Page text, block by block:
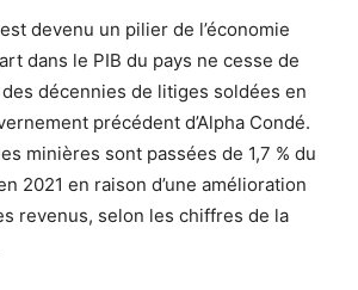
devenu un pilier de l’économie
dans le PIB du pays ne cesse de
décennies de litiges soldées en
précédent d’Alpha Condé.
minières sont passées de 1,7 % du
2021 en raison d’une amélioration
revenus, selon les chiffres de la